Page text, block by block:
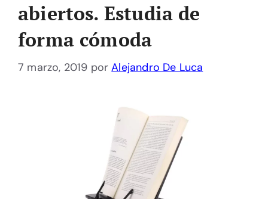
abiertos. Estudia de
forma cómoda
7 marzo, 2019 porAlejandro De Luca